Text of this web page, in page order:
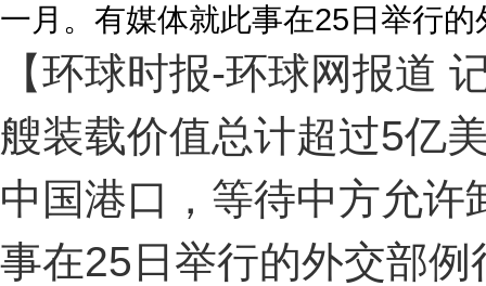
一月。有媒体就此事在25日举行
【环球时报-环球网报道
艘装载价值总计超过5亿
中国港口，等待中方允
事在25日举行的外交部